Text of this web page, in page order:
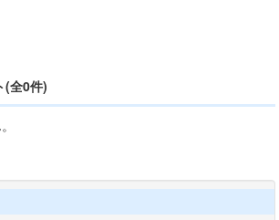
(全0件)